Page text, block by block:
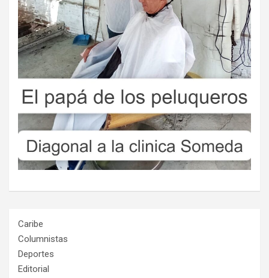
Caribe
Columnistas
Deportes
Editorial